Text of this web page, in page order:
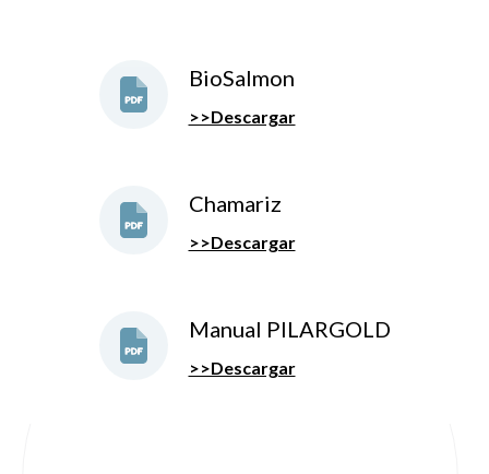
BioSalmon
>>Descargar
Chamariz
>>Descargar
Manual PILARGOLD
>>Descargar